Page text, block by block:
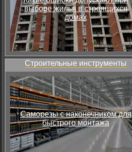
выборе жилья в строящихся
домах
Строительные инструменты
Саморезы с наконечником для
быстрого монтажа